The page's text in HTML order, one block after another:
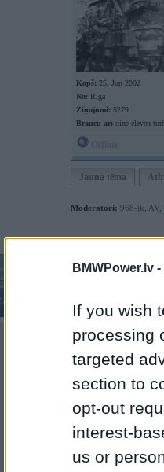
BMWPower.lv -
If you wish
processing
targeted
section to
opt-out
interest-
us or
Kopš: 25. Jun 2002
No: Rīga
Ziņojumi: 5279
Braucu ar: nine eleven
Jauna tēma
Moderatori: 968-jk AV
Vortāls BMWPower.lv darbojas
kopš 2002. gada 14. maija. Tas nav auto klubs un
BMW AG.
Par BMWPower